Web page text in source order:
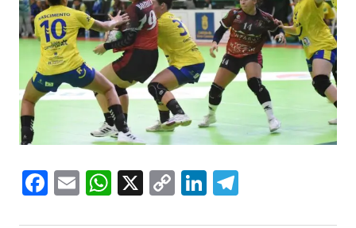
Facebook
EmailWhatsApp
X
CopyLinkedIn